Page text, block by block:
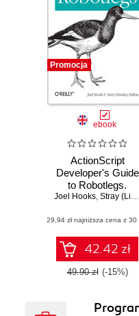
Promocja
ebook
ActionScript
Developer's Guide
to Robotlegs.
Building Flexible
Applications
Joel Hooks, Stray (Lindsey Fallow)
(29,94 zł najniższa cena z 30
42.42 zł
49.90 zł (-15%)